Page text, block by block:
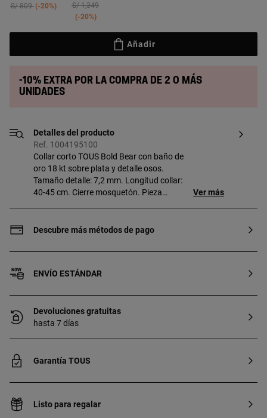
Price reduced from
S/ 809to-20% Price reduced from
S/ 1,349to
-20%
Añadir
-10% extra por la compra de 2 o más
unidades
Detalles del producto
Ref. 1004195100
Collar corto TOUS Bold Bear con baño de
oro 18 kt sobre plata y detalle osos.
Tamaño detalle: 7,2 mm. Longitud collar:
40-45 cm. Cierre mosquetón. Pieza
espesor. Esta calidad garantiza una
Ver más
Descubre más métodos de pago
ENVÍO ESTÁNDAR
Devoluciones gratuitas
hasta 7 días
Garantía TOUS
Listo para regalar